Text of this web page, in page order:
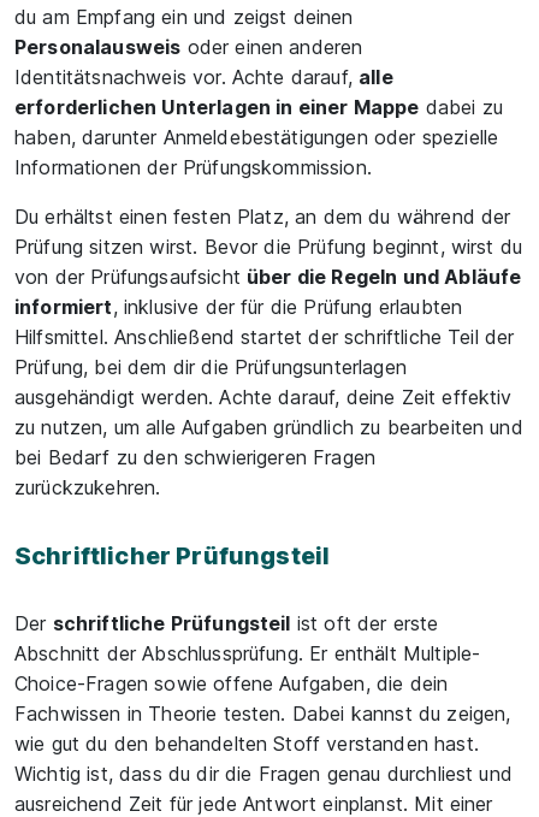
du am Empfang ein und zeigst deinen
Personalausweis oder einen anderen
Identitätsnachweis vor. Achte darauf, alle
erforderlichen Unterlagen in einer Mappe dabei zu
haben, darunter Anmeldebestätigungen oder spezielle
Informationen der Prüfungskommission.
Du erhältst einen festen Platz, an dem du während der
Prüfung sitzen wirst. Bevor die Prüfung beginnt, wirst du
von der Prüfungsaufsicht über die Regeln und Abläufe
informiert, inklusive der für die Prüfung erlaubten
Hilfsmittel. Anschließend startet der schriftliche Teil der
Prüfung, bei dem dir die Prüfungsunterlagen
ausgehändigt werden. Achte darauf, deine Zeit effektiv
zu nutzen, um alle Aufgaben gründlich zu bearbeiten und
bei Bedarf zu den schwierigeren Fragen
zurückzukehren.
Schriftlicher Prüfungsteil
Der schriftliche Prüfungsteil ist oft der erste
Abschnitt der Abschlussprüfung. Er enthält Multiple-
Choice-Fragen sowie offene Aufgaben, die dein
Fachwissen in Theorie testen. Dabei kannst du zeigen,
wie gut du den behandelten Stoff verstanden hast.
Wichtig ist, dass du dir die Fragen genau durchliest und
ausreichend Zeit für jede Antwort einplanst. Mit einer